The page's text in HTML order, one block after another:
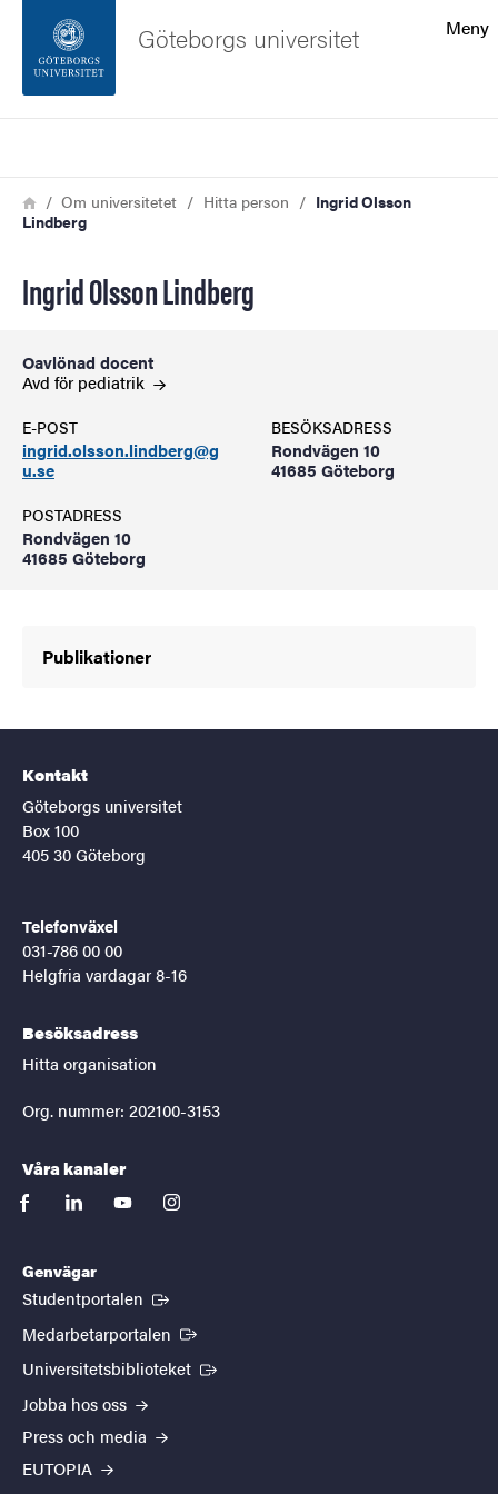
Sidfoten
Om webbplatsen
Meny
Göteborgs universitet
Länkstig
HemOm universitetet Hitta person
Ingrid Olsson
Lindberg
Ingrid Olsson Lindberg
Oavlönad docent
Avd förpediatrik
E-POST
ingrid.olsson.lindberg@g
u.se
BESÖKSADRESS
Rondvägen 10
41685 Göteborg
POSTADRESS
Rondvägen 10
41685 Göteborg
Publikationer
Kontakt
Göteborgs universitet
Box 100
405 30 Göteborg
Telefonväxel
031-786 00 00
Helgfria vardagar 8-16
Besöksadress
Hitta organisation
Org. nummer: 202100-3153
Våra kanaler
facebooklinkedinyoutubeinstagram
Genvägar
Studentportalen (Extern länk)
Medarbetarportalen (Extern länk)
Universitetsbiblioteket (Extern länk)
Jobba hos oss
Press och media
EUTOPIA